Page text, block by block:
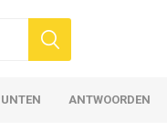
ANTWOORDEN